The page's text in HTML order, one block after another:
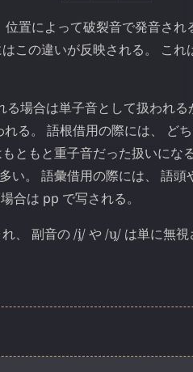
置によって破裂音で発音され
この違いが反映される。 こ
場合は単子音として扱われ
れる。 語根借用の際には、 ど
ともと重子音だった扱いにな
い。 語彙借用の際には、 語
合は рр で写される。
、 副音の /i̯/ や /u̯/ は単に無視